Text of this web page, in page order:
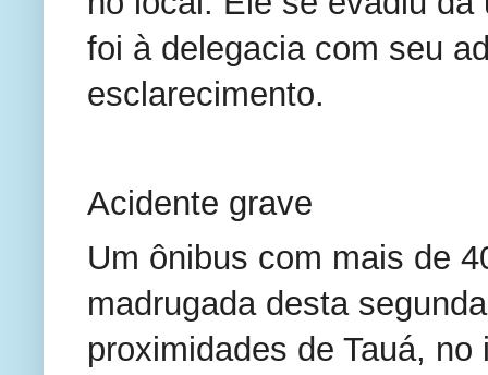
foi à delegacia com seu
esclarecimento.
Acidente grave
Um ônibus com mais de
madrugada desta
proximidades de Tauá,